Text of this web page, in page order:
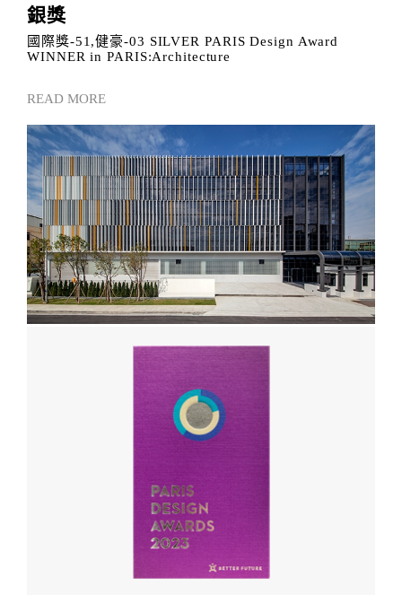
銀獎
國際獎-51,健豪-03 SILVER PARIS Design Award
WINNER in PARIS:Architecture
READ MORE